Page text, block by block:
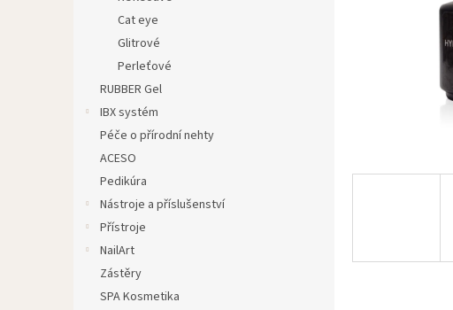
Cat eye
Glitrové
Perleťové
RUBBER Gel
IBX systém
Péče o přírodní nehty
ACESO
Pedikúra
Nástroje a příslušenství
Přístroje
NailArt
Zástěry
SPA Kosmetika